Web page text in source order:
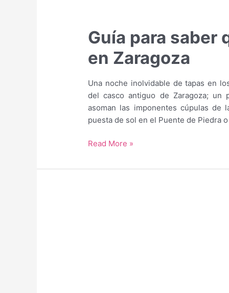
Guía para saber
en Zaragoza
Una noche inolvidable de tapas en
del casco antiguo de Zaragoza;
asoman las imponentes cúpulas de
puesta de sol en el Puente de Piedra
Guía
saber
Read More »